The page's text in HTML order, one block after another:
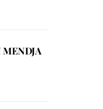
MENDJA